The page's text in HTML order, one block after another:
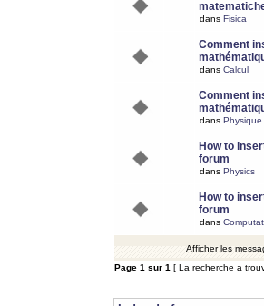
dans Fisica
Comment
dans Calcul
Comment
dans Physique
How to
forum
dans Physics
How to
forum
dans
Afficher les
Page 1 sur 1 [ La recherche a